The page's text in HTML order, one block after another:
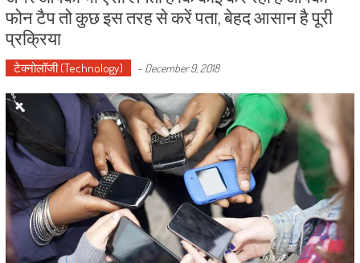
फोन टैप तो कुछ इस तरह से करें पता, बेहद आसान है पूरी
प्रक्रिया
टेक्नोलॉजी (Technology) - December 9, 2018